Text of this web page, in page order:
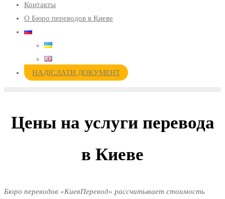
Контакты
О Бюро переводов в Киеве
НАДІСЛАТИ ДОКУМЕНТ
Цены на услуги перевода
в Киеве
Бюро переводов «КиевПеревод» рассчитывает стоимость